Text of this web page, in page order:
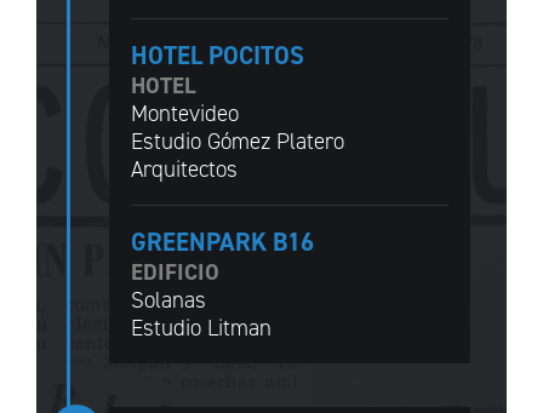
HOTEL POCITOS
HOTEL
Montevideo
Estudio Gómez Platero
Arquitectos
GREENPARK B16
EDIFICIO
Solanas
Estudio Litman